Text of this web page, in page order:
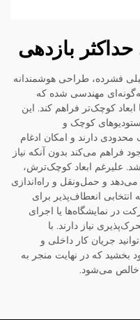
بازدهی
فشرده، طراحی هوشمندانه
مهندسی شده که
کوچک‌تر فراهم کند. این
کوچک و
دارند و امکان ادغام
فراهم می‌کند بدون آنکه نیاز
علیرغم ابعاد کوچک‌ترش،
می‌دهد و حمل‌ونقل و راه‌اندازی
انعطاف‌پذیر برای
در نمایشگاه‌ها یا اجرای
نیاز دارند. با
جریان کار داخلی و
بخشید که در نهایت منجر به
خالص می‌شود.